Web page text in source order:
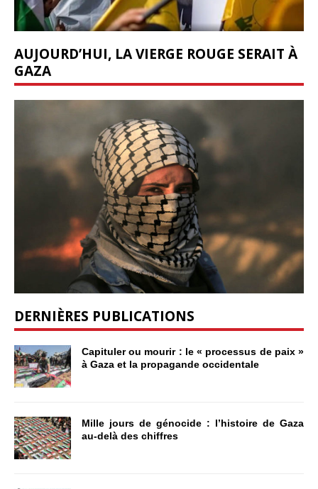
AUJOURD’HUI, LA VIERGE ROUGE SERAIT À
GAZA
DERNIÈRES PUBLICATIONS
Capituler ou mourir : le « processus de paix »
à Gaza et la propagande occidentale
Mille jours de génocide : l’histoire de Gaza
au-delà des chiffres